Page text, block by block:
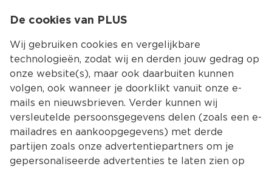
Kies jouw
Terug Producten
De cookies van PLUS
Wij gebruiken cookies en vergelijkbare
technologieën, zodat wij en derden jouw gedrag op
onze website(s), maar ook daarbuiten kunnen
volgen, ook wanneer je doorklikt vanuit onze e-
mails en nieuwsbrieven. Verder kunnen wij
versleutelde persoonsgegevens delen (zoals een e-
mailadres en aankoopgegevens) met derde
partijen zoals onze advertentiepartners om je
gepersonaliseerde advertenties te laten zien op